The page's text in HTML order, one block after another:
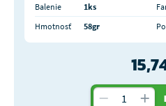
Balenie 1ks
Hmotnosť
58gr